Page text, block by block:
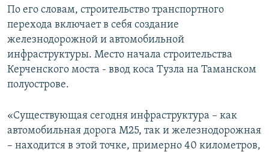
По его словам, строительство транспортного
перехода включает в себя создание
железнодорожной и автомобильной
инфраструктуры. Место начала строительства
Керченского моста - ввод коса Тузла на Таманском
полуострове.
«Существующая сегодня инфраструктура – как
автомобильная дорога М25, так и железнодорожная
– находится в этой точке, примерно 40 километров,